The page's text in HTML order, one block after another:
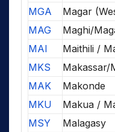
MGA
Magar
MAG
Maghi/
MAI
Maithili /
MKS
Makassar/
MAK
Makonde
MKU
Makua /
MSY
Malagasy